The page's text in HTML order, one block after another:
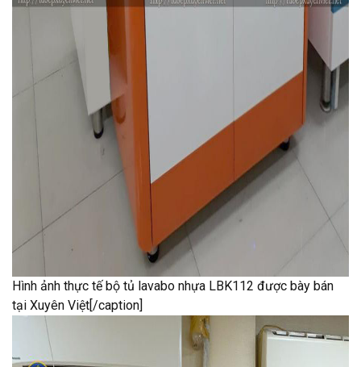
Hình ảnh thực tế bộ tủ lavabo nhựa LBK112 được bày bán
tại Xuyên Việt[/caption]